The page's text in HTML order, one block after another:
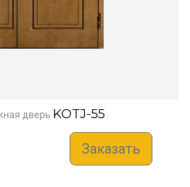
дверь KOTJ-55
Заказать